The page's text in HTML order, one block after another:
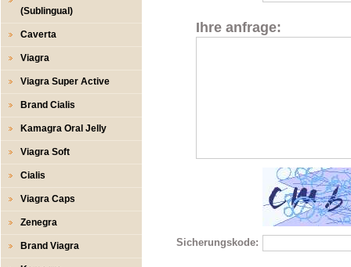
(Sublingual)
Caverta
Viagra
Viagra Super Active
Brand Cialis
Kamagra Oral Jelly
Viagra Soft
Cialis
Viagra Caps
Zenegra
Brand Viagra
Ihre anfrage:
Sicherungskode: